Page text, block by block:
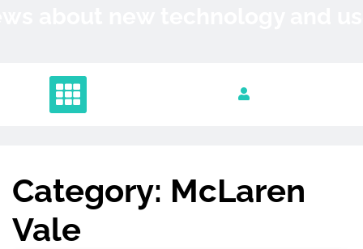
Category: McLaren
Vale